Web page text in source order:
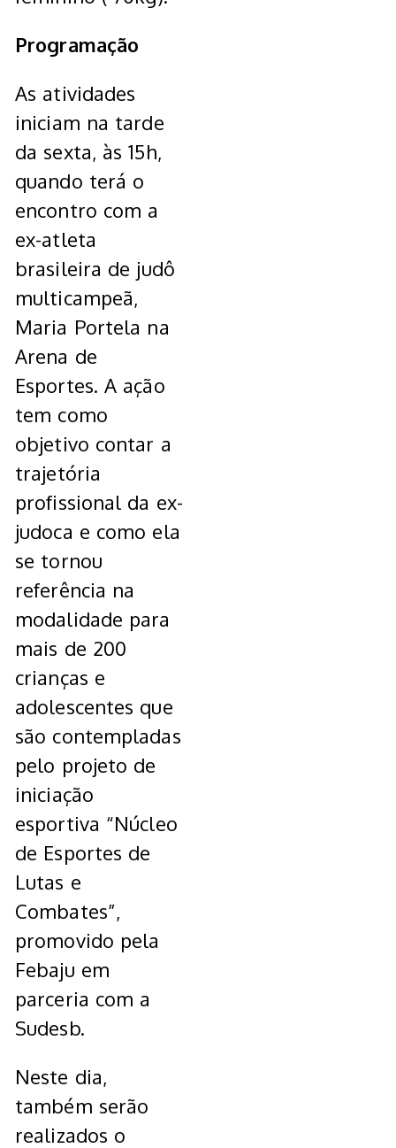
Programação
As atividades
iniciam na tarde
da sexta, às 15h,
quando terá o
encontro com a
ex-atleta
brasileira de judô
multicampeã,
Maria Portela na
Arena de
Esportes. A ação
tem como
objetivo contar a
trajetória
profissional da ex-
judoca e como ela
se tornou
referência na
modalidade para
mais de 200
crianças e
adolescentes que
são contempladas
pelo projeto de
iniciação
esportiva “Núcleo
de Esportes de
Lutas e
Combates”,
promovido pela
Febaju em
parceria com a
Sudesb.
Neste dia,
também serão
realizados o